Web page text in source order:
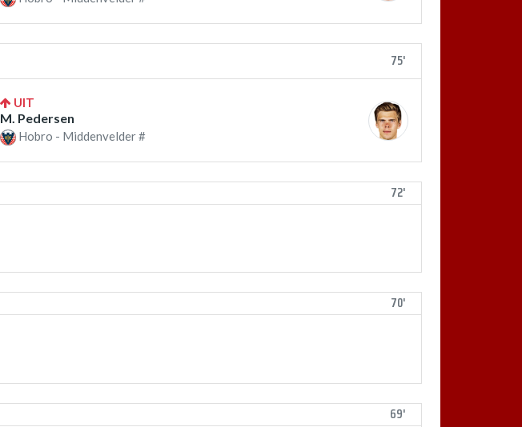
75'
UIT
M. Pedersen
Hobro - Middenvelder #
72'
70'
69'